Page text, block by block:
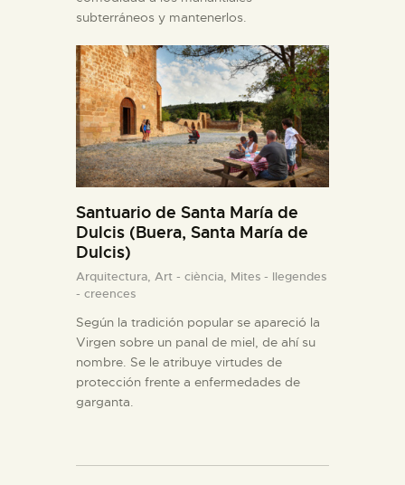
subterráneos y mantenerlos.
Santuario de Santa María de
Dulcis (Buera, Santa María de
Dulcis)
Arquitectura, Art - ciència, Mites - llegendes
- creences
Según la tradición popular se apareció la
Virgen sobre un panal de miel, de ahí su
nombre. Se le atribuye virtudes de
protección frente a enfermedades de
garganta.